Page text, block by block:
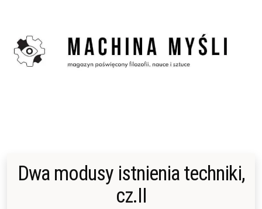
content
Dwa modusy istnienia techniki,
cz.II